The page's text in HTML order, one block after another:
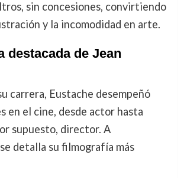
sin concesiones, convirtiendo
y la incomodidad en arte.
destacada de Jean
carrera, Eustache desempeñó
en el cine, desde actor hasta
supuesto, director. A
detalla su filmografía más